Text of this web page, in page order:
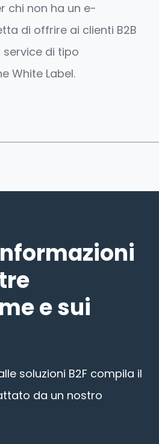
chi non ha un e-
di offrire ai clienti B2B
service di tipo
White Label.
e sui
soluzioni B2F compila il
da un nostro